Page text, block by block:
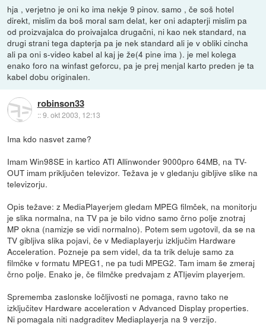
hja , verjetno je oni ko ima nekje 9 pinov. samo , če soš hotel
direkt, mislim da boš moral sam delat, ker oni adapterji mislim pa
od proizvajalca do proivajalca drugačni, ni kao nek standard, na
drugi strani tega dapterja pa je nek standard ali je v obliki cincha
ali pa oni s-video kabel al kaj je že(4 pine ima ). je mel kolega
enako foro na winfast geforcu, pa je prej menjal karto preden je ta
kabel dobu originalen.
robinson33
::9. okt 2003, 12:13
Ima kdo nasvet zame?
Imam Win98SE in kartico ATI Allinwonder 9000pro 64MB, na TV-
OUT imam priključen televizor. Težava je v gledanju gibljive slike na
televizorju.
Opis težave: z MediaPlayerjem gledam MPEG filmček, na monitorju
je slika normalna, na TV pa je bilo vidno samo črno polje znotraj
MP okna (namizje se vidi normalno). Potem sem ugotovil, da se na
TV gibljiva slika pojavi, če v Mediaplayerju izključim Hardware
Acceleration. Pozneje pa sem videl, da ta trik deluje samo za
filmčke v formatu MPEG1, ne pa tudi MPEG2. Tam imam še zmeraj
črno polje. Enako je, če filmčke predvajam z ATIjevim playerjem.
Sprememba zaslonske ločljivosti ne pomaga, ravno tako ne
izključitev Hardware acceleration v Advanced Display properties.
Ni pomagala niti nadgraditev Mediaplayerja na 9 verzijo.